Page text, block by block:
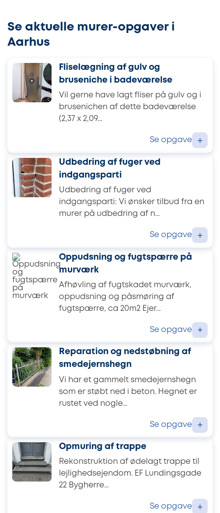
Se aktuelle murer-opgaver i
Aarhus
Fliselægning af gulv og
bruseniche i badeværelse
Vil gerne have lagt fliser på gulv og i
brusenichen af dette badeværelse
(2,37 x 2,09...
Se opgave +
Udbedring af fuger ved
indgangsparti
Udbedring af fuger ved
indgangsparti: Vi ønsker tilbud fra en
murer på udbedring af n...
Se opgave +
Oppudsning og fugtspærre på
murværk
Afhøvling af fugtskadet murværk,
oppudsning og påsmøring af
fugtspærre, ca 20m2 Ejer...
Se opgave +
Reparation og nedstøbning af
smedejernshegn
Vi har et gammelt smedejernshegn
som er støbt ned i beton. Hegnet er
rustet ved nogle...
Se opgave +
Opmuring af trappe
Rekonstruktion af ødelagt trappe til
lejlighedsejendom. EF Lundingsgade
22 Bygherre...
Se opgave +